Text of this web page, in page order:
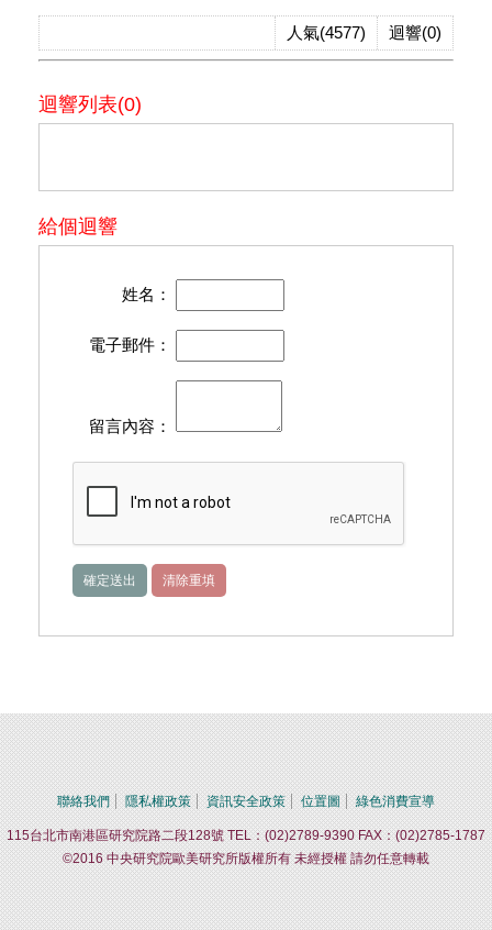
迴響(0)
人氣(4577)
迴響列表(0)
給個迴響
姓名：
電子郵件：
留言內容：
聯絡我們 隱私權政策 資訊安全政策 位置圖 綠色消費宣導
115台北市南港區研究院路二段128號 TEL：(02)2789-9390 FAX：(02)2785-1787
©2016 中央研究院歐美研究所版權所有 未經授權 請勿任意轉載